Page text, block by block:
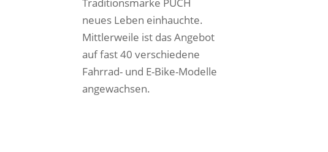
neues Leben einhauchte.
Mittlerweile ist das Angebot
auf fast 40 verschiedene
Fahrrad- und E-Bike-Modelle
angewachsen.